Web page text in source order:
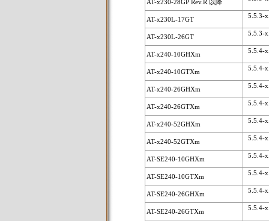
AT-x230-28GP Rev.R 以降
AT-x230L-17GT 5.5.3-
AT-x230L-26GT 5.5.3-
AT-x240-10GHXm 5.5.4-
AT-x240-10GTXm 5.5.4-
AT-x240-26GHXm 5.5.4-
AT-x240-26GTXm 5.5.4-
AT-x240-52GHXm 5.5.4-
AT-x240-52GTXm 5.5.4-
AT-SE240-10GHXm 5.5.4-
AT-SE240-10GTXm 5.5.4-
AT-SE240-26GHXm 5.5.4-
AT-SE240-26GTXm 5.5.4-